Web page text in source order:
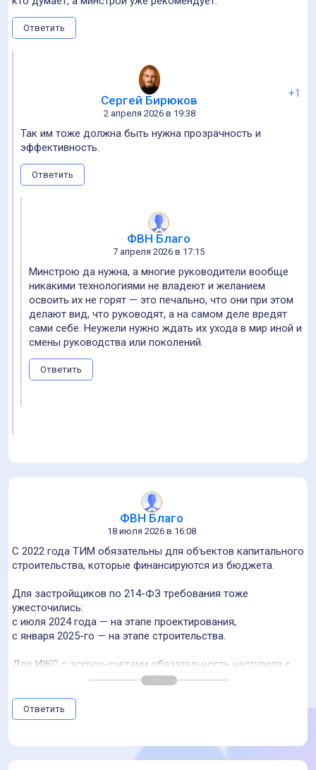
Ответить
Сергей Бирюков
2 апреля 2026 в 19:38
+1
Так им тоже должна быть нужна прозрачность и
эффективность.
Ответить
ФВН Благо
7 апреля 2026 в 17:15
Минстрою да нужна, а многие руководители вообще
никакими технологиями не владеют и желанием
освоить их не горят — это печально, что они при этом
делают вид, что руководят, а на самом деле вредят
сами себе. Неужели нужно ждать их ухода в мир иной и
смены руководства или поколений.
Ответить
ФВН Благо
18 июля 2026 в 16:08
С 2022 года ТИМ обязательны для объектов капитального
строительства, которые финансируются из бюджета.
Для застройщиков по 214-ФЗ требования тоже
ужесточились:
с июля 2024 года — на этапе проектирования,
с января 2025-го — на этапе строительства.
Для ИЖС с эскроу-счетами обязательность наступила с
января 2025 года.
В коммерческом строительстве (офисы, ТЦ) ТИМ пока
доброволен, но крупные девелоперы всё чаще вводят их
как внутренний стандарт.
Минстрой РФ заявляет о неизбежности перехода на ТИМ-
Ответить